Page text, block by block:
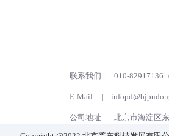
联系我们 | 010-82917136
E-Mail |
公司地址 | 北京市海淀区